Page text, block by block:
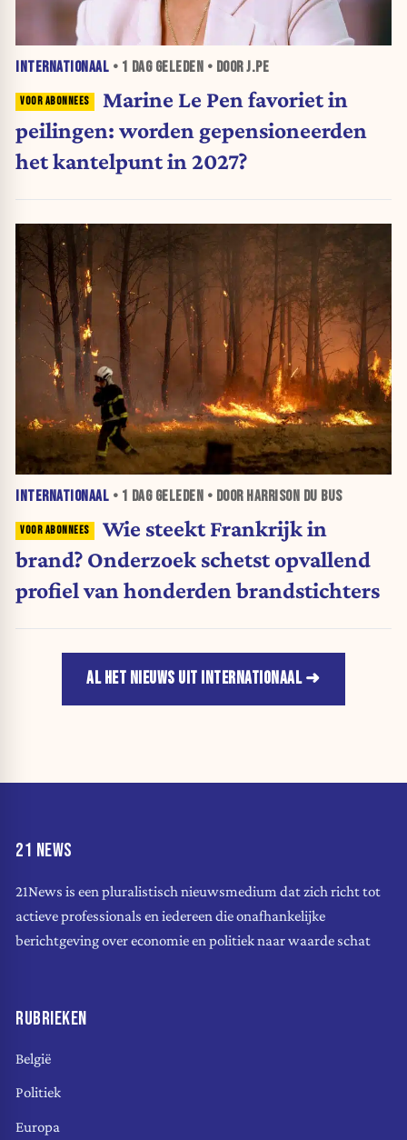
INTERNATIONAAL • 1 DAGGELEDEN • DOOR J.PE
Marine Le Pen favoriet in
peilingen: worden gepensioneerden
het kantelpunt in 2027?
INTERNATIONAAL • 1 DAGGELEDEN • DOOR HARRISON DU BUS
Wie steekt Frankrijk in
brand? Onderzoek schetst opvallend
profiel van honderden brandstichters
AL HET NIEUWS UIT INTERNATIONAAL
21 NEWS
21News is een pluralistisch nieuwsmedium dat zich richt tot
actieve professionals en iedereen die onafhankelijke
berichtgeving over economie en politiek naar waarde schat
RUBRIEKEN
België
Politiek
Europa